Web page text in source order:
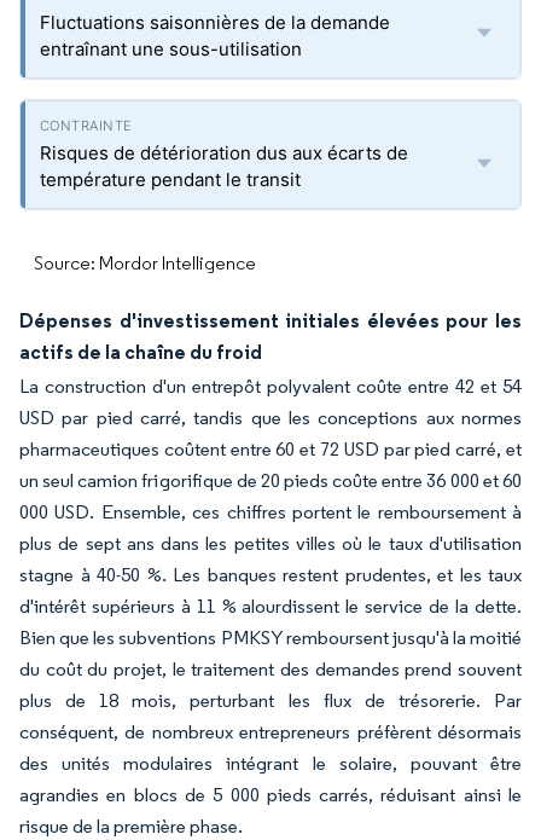
Fluctuations saisonnières de la demande
entraînant une sous-utilisation
Risques de détérioration dus aux écarts de
température pendant le transit
Source: Mordor Intelligence
Dépenses d'investissement initiales élevées pour les
actifs de la chaîne du froid
La construction d'un entrepôt polyvalent coûte entre 42 et 54
USD par pied carré, tandis que les conceptions aux normes
pharmaceutiques coûtent entre 60 et 72 USD par pied carré, et
un seul camion frigorifique de 20 pieds coûte entre 36 000 et 60
000 USD. Ensemble, ces chiffres portent le remboursement à
plus de sept ans dans les petites villes où le taux d'utilisation
stagne à 40-50 %. Les banques restent prudentes, et les taux
d'intérêt supérieurs à 11 % alourdissent le service de la dette.
Bien que les subventions PMKSY remboursent jusqu'à la moitié
du coût du projet, le traitement des demandes prend souvent
plus de 18 mois, perturbant les flux de trésorerie. Par
conséquent, de nombreux entrepreneurs préfèrent désormais
des unités modulaires intégrant le solaire, pouvant être
agrandies en blocs de 5 000 pieds carrés, réduisant ainsi le
risque de la première phase.